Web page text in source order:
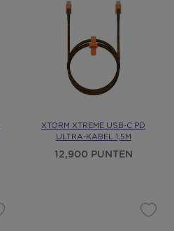
XTORM XTREME USB-C PD
ULTRA-KABEL 1,5M
12,900 PUNTEN